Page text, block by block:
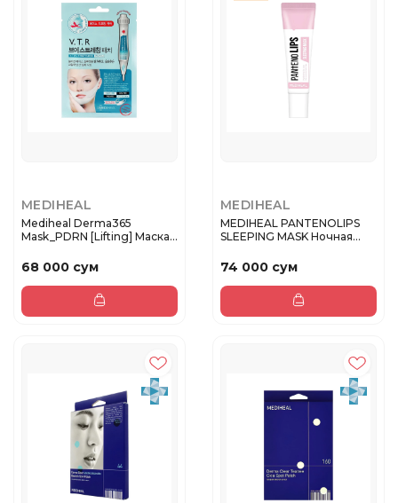
MEDIHEAL
Mediheal Derma365
Mask_PDRN [Lifting] Маска
68 000 сум
MEDIHEAL
MEDIHEAL PANTENOLIPS
SLEEPING MASK Ночная
74 000 сум